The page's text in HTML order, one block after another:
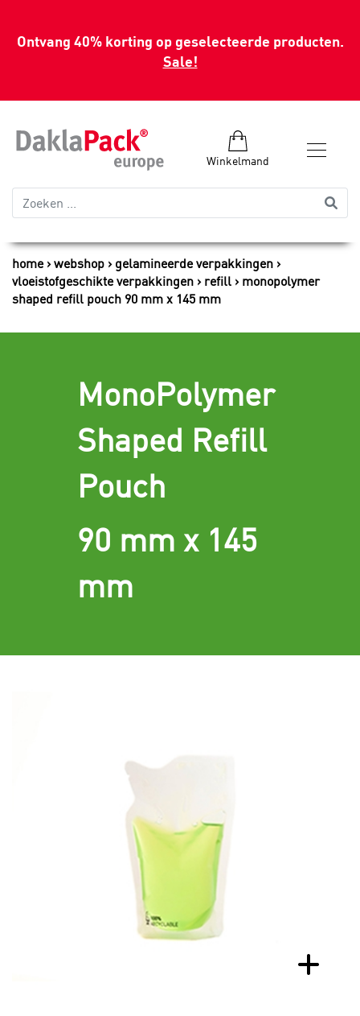
Ontvang 40% korting op geselecteerde producten.
Sale!
Winkelmand
home webshop
gelamineerde verpakkingen
vloeistofgeschikte verpakkingen
refill
monopolymer
shaped refill pouch 90 mm x 145 mm
MonoPolymer
Shaped Refill
Pouch
90 mm x 145
mm